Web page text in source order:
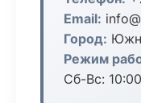
Email:
Город:
Режим
Сб-Вс: